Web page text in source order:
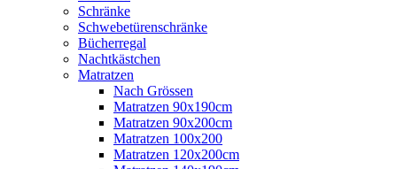
Schränke
Schwebetürenschränke
Bücherregal
Nachtkästchen
Matratzen
Nach Grössen
Matratzen 90x190cm
Matratzen 90x200cm
Matratzen 100x200
Matratzen 120x200cm